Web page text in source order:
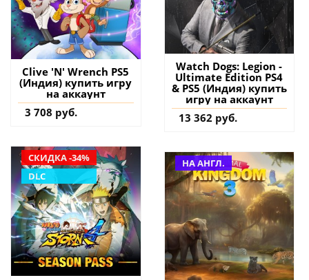
Clive 'N' Wrench PS5
(Индия) купить игру
на аккаунт
3 708 руб.
Watch Dogs: Legion -
Ultimate Edition PS4
& PS5 (Индия) купить
игру на аккаунт
13 362 руб.
СКИДКА -34%
DLC
НА АНГЛ.